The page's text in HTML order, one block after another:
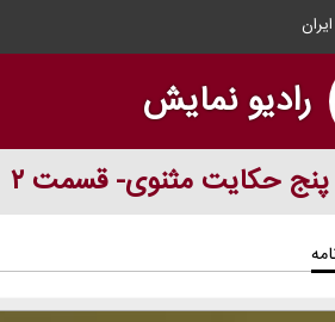
رادیو نمایش
حكایت مثنوی- قسمت ۲